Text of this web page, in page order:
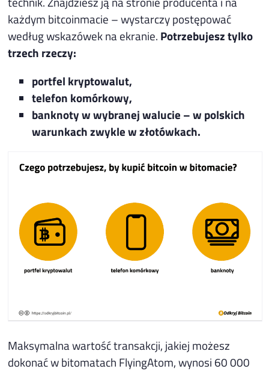
każdym bitcoinmacie – wystarczy postępować
według wskazówek na ekranie. Potrzebujesz tylko
trzech rzeczy:
portfel kryptowalut,
telefon komórkowy,
banknoty w wybranej walucie – w polskich
warunkach zwykle w złotówkach.
Maksymalna wartość transakcji, jakiej możesz
dokonać w bitomatach FlyingAtom, wynosi 60 000